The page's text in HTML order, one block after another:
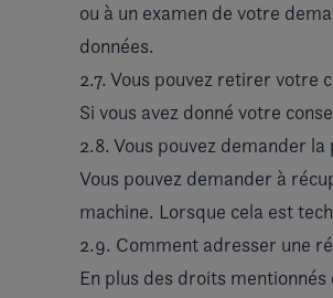
ou à un examen de votre
données.
2.7. Vous pouvez retirer votre
Si vous avez donné votre
2.8. Vous pouvez demander
Vous pouvez demander à
machine. Lorsque cela est
2.9. Comment adresser une
En plus des droits